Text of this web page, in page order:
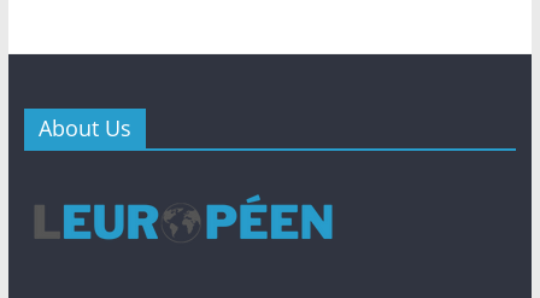
About Us